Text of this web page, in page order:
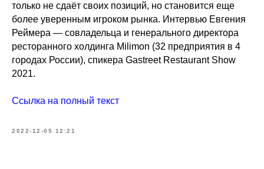
только не сдаёт своих позиций, но становится еще
более уверенным игроком рынка. Интервью Евгения
Реймера — совладельца и генерального директора
ресторанного холдинга Milimon (32 предприятия в 4
городах России), спикера Gastreet Restaurant Show
2021.
Ссылка на полный текст
2022-12-05 12:21